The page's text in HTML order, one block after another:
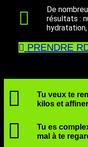
De
résultats :
PRENDRE
Tu veux te
kilos et
Tu es
mal à te